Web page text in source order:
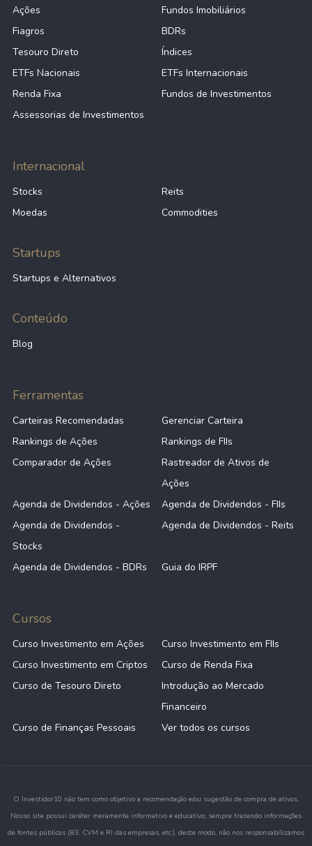
Ações
Fundos Imobiliários
Fiagros
BDRs
Tesouro Direto
Índices
ETFs Nacionais
ETFs Internacionais
Renda Fixa
Fundos de Investimentos
Assessorias de Investimentos
Internacional
Stocks
Reits
Moedas
Commodities
Startups
Startups e Alternativos
Conteúdo
Blog
Ferramentas
Carteiras Recomendadas
Gerenciar Carteira
Rankings de Ações
Rankings de FIIs
Comparador de Ações
Rastreador de Ativos de
Ações
Agenda de Dividendos - Ações
Agenda de Dividendos - FIIs
Agenda de Dividendos -
Stocks
Agenda de Dividendos - Reits
Agenda de Dividendos - BDRs Guia do IRPF
Cursos
Curso Investimento em Ações
Curso Investimento em FIIs
Curso Investimento em Criptos
Curso de Renda Fixa
Curso de Tesouro Direto
Introdução ao Mercado
Financeiro
Curso de Finanças Pessoais
Ver todos os cursos
O Investidor10 não tem como objetivo a recomendação e/ou sugestão de compra de ativos.
Nosso site possui caráter meramente informativo e educativo, sempre trazendo informações
de fontes públicas (B3, CVM e RI das empresas, etc.), deste modo, não nos responsabilizamos